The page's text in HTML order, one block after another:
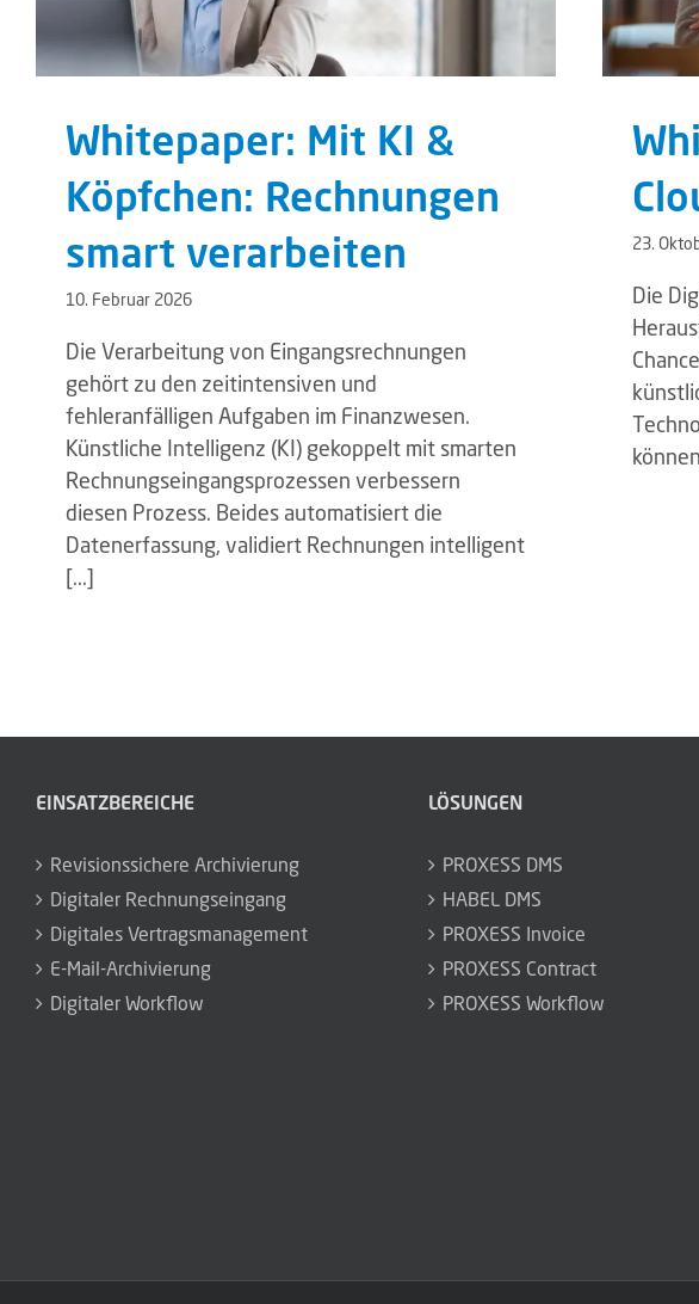
Whitepaper: Mit KI &
Köpfchen: Rechnungen
smart verarbeiten
10. Februar 2026
Die Verarbeitung von Eingangsrechnungen
gehört zu den zeitintensiven und
fehleranfälligen Aufgaben im Finanzwesen.
Künstliche Intelligenz (KI) gekoppelt mit smarten
Rechnungseingangsprozessen verbessern
diesen Prozess. Beides automatisiert die
Datenerfassung, validiert Rechnungen intelligent
[...]
23.
Die
EINSATZBEREICHE
Revisionssichere Archivierung
Digitaler Rechnungseingang
Digitales Vertragsmanagement
E-Mail-Archivierung
Digitaler Workflow
LÖSUNGEN
PROXESS DMS
HABEL DMS
PROXESS Invoice
PROXESS Contract
PROXESS Workflow